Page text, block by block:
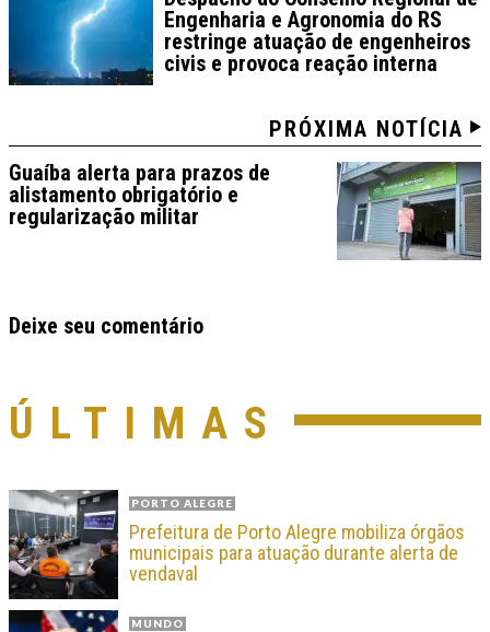
Engenharia e Agronomia do RS
restringe atuação de engenheiros
civis e provoca reação interna
PRÓXIMA NOTÍCIA
Guaíba alerta para prazos de
alistamento obrigatório e
regularização militar
Deixe seu comentário
ÚLTIMAS
PORTO ALEGRE
Prefeitura de Porto Alegre mobiliza órgãos
municipais para atuação durante alerta de
vendaval
MUNDO